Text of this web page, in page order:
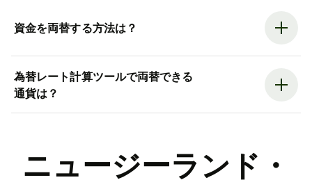
資金を両替する方法は？
為替レート計算ツールで両替できる
通貨は？
ニュージーランド・